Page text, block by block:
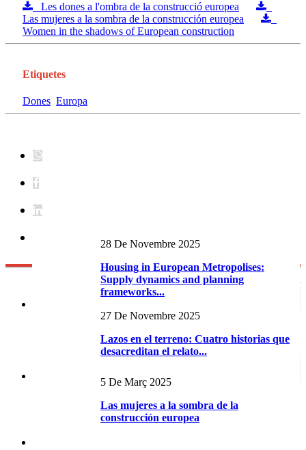
Les dones a l'ombra de la construcció europea
Las mujeres a la sombra de la construcción europea
Women in the shadows of European construction
Etiquetes
Dones Europa
28 De Novembre 2025
Housing in European Metropolises:
Supply dynamics and planning
frameworks...
27 De Novembre 2025
Lazos en el terreno: Cuatro historias que
desacreditan el relato...
5 De Març 2025
Las mujeres a la sombra de la
construcción europea